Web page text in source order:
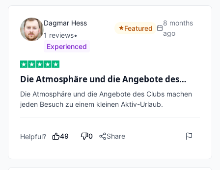
Dagmar Hess
1 reviews•
Experienced
Featured
8 months
ago
Die Atmosphäre und die Angebote des…
Die Atmosphäre und die Angebote des Clubs machen
jeden Besuch zu einem kleinen Aktiv-Urlaub.
Helpful? 49 0 Share